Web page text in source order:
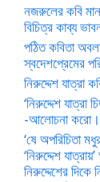
নজরুলের কবি
বিচিত্র কাব্য
পঠিত কবিতা
স্বদেশপ্রেমের
নিরুদ্দেশ যাত্রা
‘নিরুদ্দেশ যাত্রা
-আলোচনা করো।
‘ষে অপরিচিতা
‘নিরুদ্দেশ
নিরুদ্দেশের দিকে